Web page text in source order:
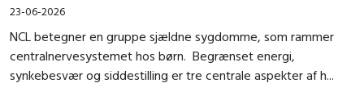
23-06-2026
NCL betegner en gruppe sjældne sygdomme, som rammer
centralnervesystemet hos børn. Begrænset energi,
synkebesvær og siddestilling er tre centrale aspekter af h...